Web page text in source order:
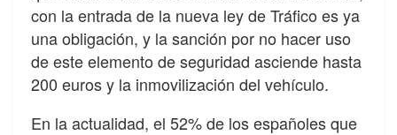
con la entrada de la nueva ley de Tráfico es ya
una obligación, y la sanción por no hacer uso
de este elemento de seguridad asciende hasta
200 euros y la inmovilización del vehículo.
En la actualidad, el 52% de los españoles que